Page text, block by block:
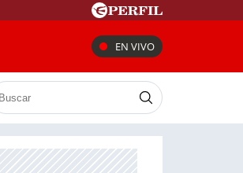
EN VIVO